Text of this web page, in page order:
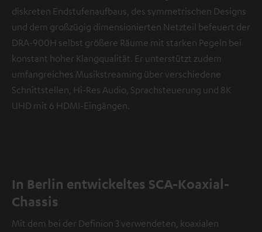
diskreten Endstufenaufbaus, des symmetrischen Designs
und dem großzügig dimensionierten Netzteil befeuert der
DRA-900H selbst größere Räume mit starken Pegeln bei
konstant hoher Klangqualität. Er unterstützt zudem
umfangreiches Musikstreaming über verschiedene
Schnittstellen, Hi-Res Audio, Sprachsteuerung und 8K
UHD mit 6 HDMI-Eingängen.
In Berlin entwickeltes SCA-Koaxial-
Chassis
Mit dem bei der Definion 3 verwendeten, koaxialen